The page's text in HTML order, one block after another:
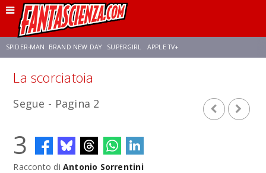
SPIDER-MAN: BRAND NEW DAY SUPERGIRL APPLE TV+
La scorciatoia
Segue - Pagina 2
3
Racconto di Antonio Sorrentini